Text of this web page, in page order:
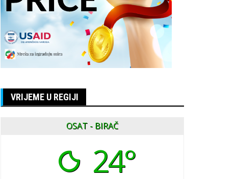
VRIJEME U REGIJI
OSAT - BIRAČ
24°